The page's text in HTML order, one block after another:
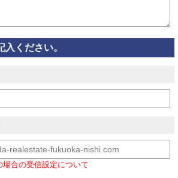
ください。
合の受信設定について